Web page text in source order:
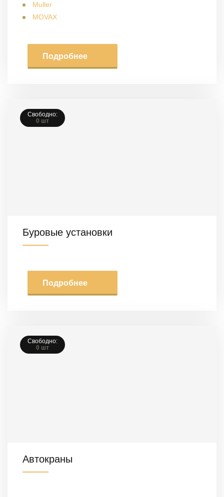
Muller
MOVAX
Подробнее
Свободно:
0 шт
Буровые установки
Подробнее
Свободно:
0 шт
Автокраны